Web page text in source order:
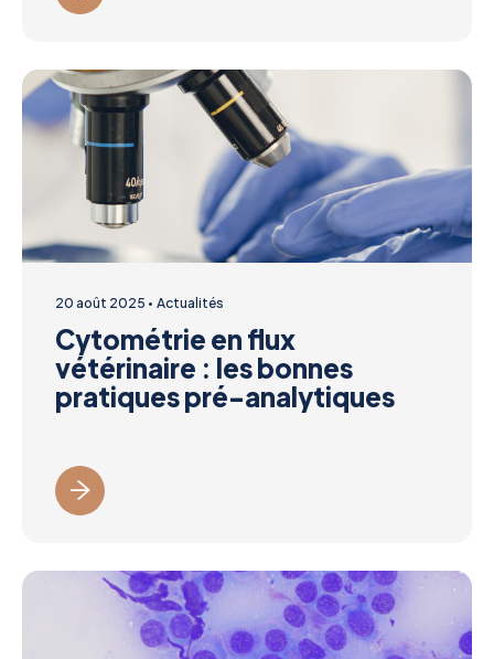
20 août 2025 Actualités
Cytométrie en flux
vétérinaire : les bonnes
pratiques pré-analytiques